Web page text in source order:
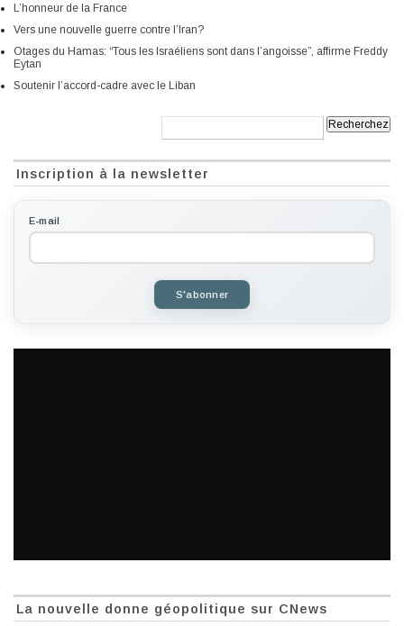
L’honneur de la France
Vers une nouvelle guerre contre l’Iran?
Otages du Hamas: “Tous les Israéliens sont dans l’angoisse”, affirme Freddy
Eytan
Soutenir l’accord-cadre avec le Liban
Inscription à la newsletter
E-mail
S'abonner
La nouvelle donne géopolitique sur CNews